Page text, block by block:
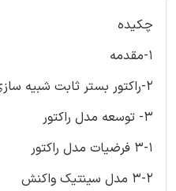
چکیده
1-مقدمه
2-راکتور بستر ثابت شبیه سازی شده و توصیف واکنش جفت
3- توسعه مدل راکتور
3-1 فرضیات مدل راکتور
3-2 مدل سینتیک واکنش